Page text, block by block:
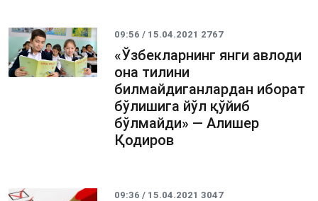
09:56 / 15.04.2021 2767
«Ўзбекларнинг янги авлоди
она тилини
билмайдиганлардан иборат
бўлишига йўл қўйиб
бўлмайди» — Алишер
Қодиров
09:36 / 15.04.20213047